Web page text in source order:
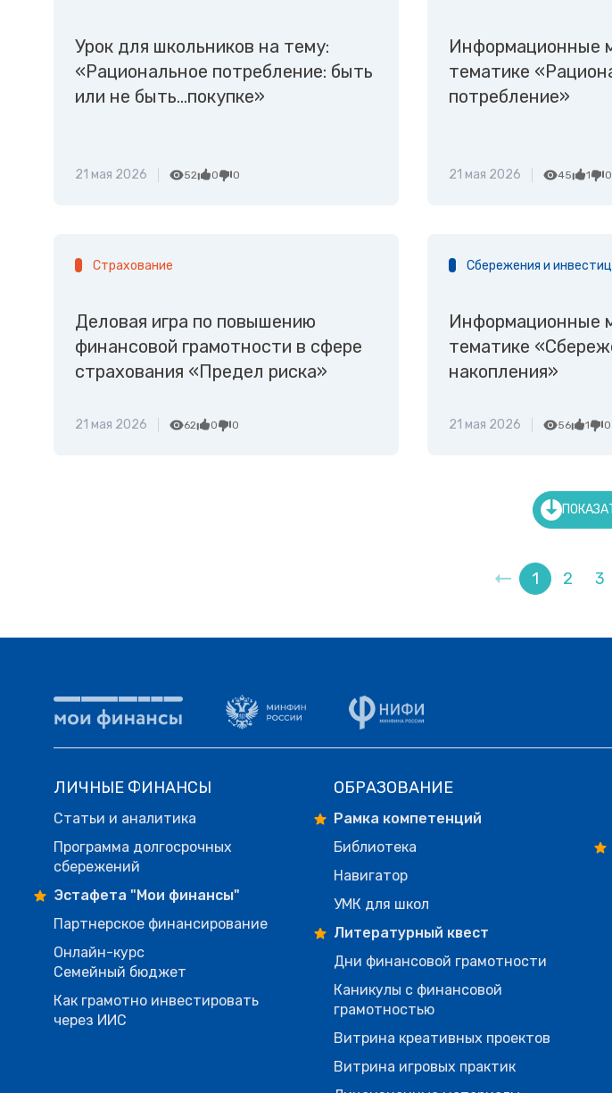
Урок для школьников на тему:
«Рациональное потребление: быть
или не быть...покупке»
21 мая 2026 52 0 0
Информационные
тематике
потребление»
21 мая 2026 45 1 0
Страхование
Деловая игра по повышению
финансовой грамотности в сфере
страхования «Предел риска»
21 мая 2026 62 0 0
Сбережения и
Информационные
тематике
накопления»
21 мая 2026 56 1 0
1 2 3
ЛИЧНЫЕ ФИНАНСЫ
Статьи и аналитика
Программа долгосрочных
сбережений
Эстафета "Мои финансы"
Партнерское финансирование
Онлайн-курс
Семейный бюджет
Как грамотно инвестировать
через ИИС
ОБРАЗОВАНИЕ
Рамка компетенций
Библиотека
Навигатор
УМК для школ
Литературный квест
Дни финансовой грамотности
Каникулы с финансовой
грамотностью
Витрина креативных проектов
Витрина игровых практик